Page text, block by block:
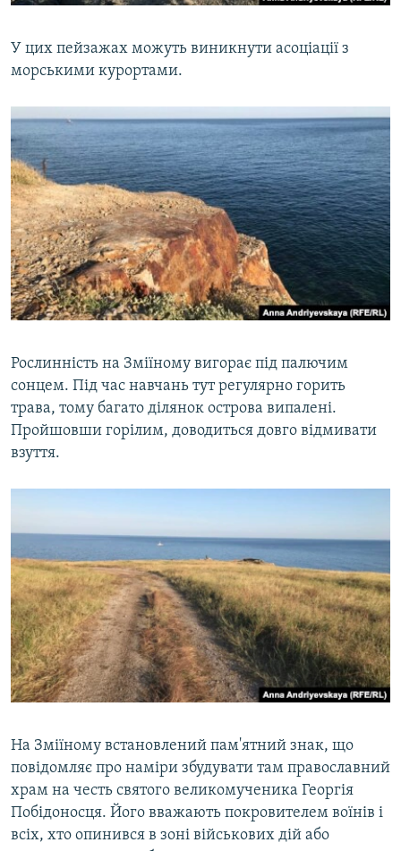
У цих пейзажах можуть виникнути асоціації з
морськими курортами.
Рослинність на Зміїному вигорає під палючим
сонцем. Під час навчань тут регулярно горить
трава, тому багато ділянок острова випалені.
Пройшовши горілим, доводиться довго відмивати
взуття.
На Зміїному встановлений пам'ятний знак, що
повідомляє про наміри збудувати там православний
храм на честь святого великомученика Георгія
Побідоносця. Його вважають покровителем воїнів і
всіх, хто опинився в зоні військових дій або